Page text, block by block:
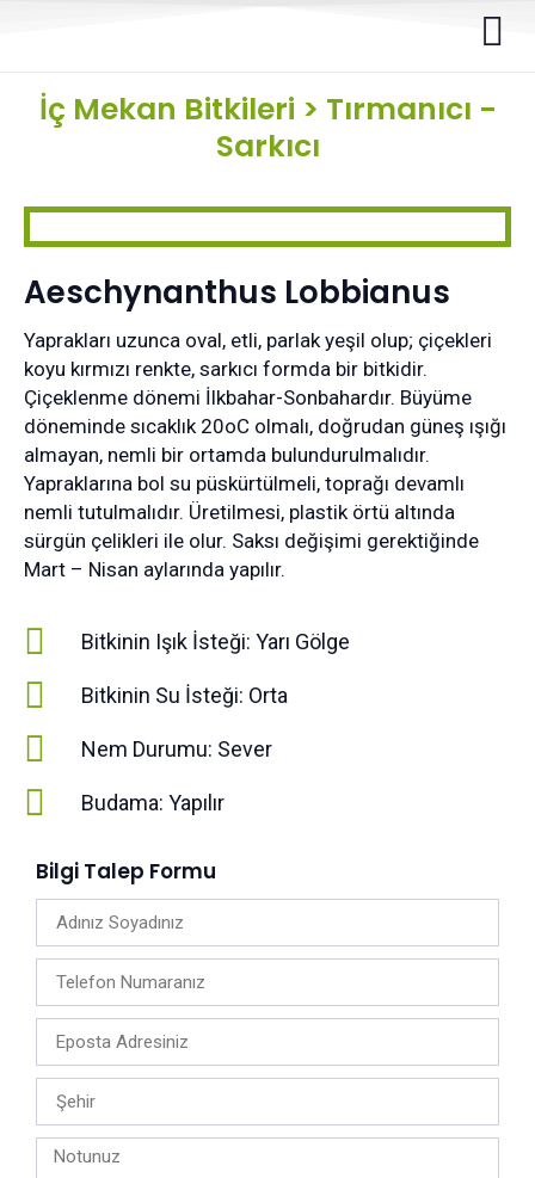
İç Mekan Bitkileri > Tırmanıcı -
Sarkıcı
Aeschynanthus Lobbianus
Yaprakları uzunca oval, etli, parlak yeşil olup; çiçekleri
koyu kırmızı renkte, sarkıcı formda bir bitkidir.
Çiçeklenme dönemi İlkbahar-Sonbahardır. Büyüme
döneminde sıcaklık 20oC olmalı, doğrudan güneş ışığı
almayan, nemli bir ortamda bulundurulmalıdır.
Yapraklarına bol su püskürtülmeli, toprağı devamlı
nemli tutulmalıdır. Üretilmesi, plastik örtü altında
sürgün çelikleri ile olur. Saksı değişimi gerektiğinde
Mart – Nisan aylarında yapılır.
Bitkinin Işık İsteği: Yarı Gölge
Bitkinin Su İsteği: Orta
Nem Durumu: Sever
Budama: Yapılır
Bilgi Talep Formu